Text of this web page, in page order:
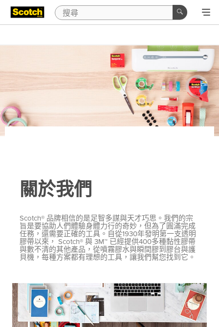
關於我們
Scotch® 品牌相信的是足智多謀與天才巧思。我們的宗
旨是要協助人們體驗身體力行的奇妙，但為了圓滿完成
任務，還需要正確的工具。自從1930年發明第一支透明
膠帶以來， Scotch® 與 3M™ 已經提供400多種黏性膠帶
與數不清的其他產品，從噴霧膠水與瞬間膠到膠台與護
貝機，每種方案都有理想的工具，讓我們幫您找到它。